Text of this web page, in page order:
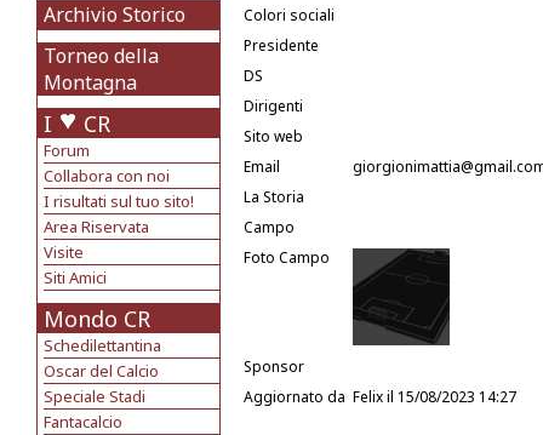
Archivio Storico
Torneo della
Montagna
I CR
Forum
Collabora con noi
I risultati sul tuo sito!
Area Riservata
Visite
Siti Amici
Mondo CR
Schedilettantina
Oscar del Calcio
Speciale Stadi
Fantacalcio
Colori sociali
Presidente
DS
Dirigenti
Sito web
Email
La Storia
Campo
Foto Campo
Sponsor
Aggiornato da Felixil 15/08/2023 14:27